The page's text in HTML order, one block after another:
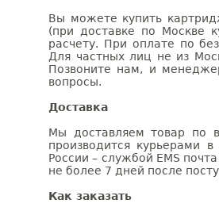
Вы можете купить
(при доставке по Москве
расчету. При оплате по
Для частных лиц не из
Позвоните нам, и
вопросы.
Доставка
Мы доставляем товар по
производится курьерами
России – службой EMS
не более 7 дней после
Как заказать